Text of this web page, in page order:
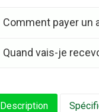
Comment payer un
Quand vais-je
Description